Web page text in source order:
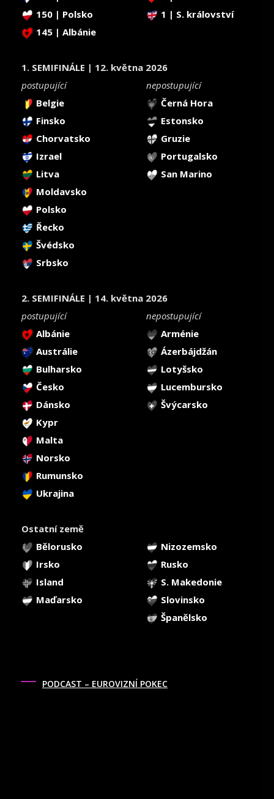
150 | Polsko
1 | S. království
145 | Albánie
1. SEMIFINÁLE | 12. května 2026
postupující
nepostupující
Belgie
Černá Hora
Finsko
Estonsko
Chorvatsko
Gruzie
Izrael
Portugalsko
Litva
San Marino
Moldavsko
Polsko
Řecko
Švédsko
Srbsko
2. SEMIFINÁLE | 14. května 2026
postupující
nepostupující
Albánie
Arménie
Austrálie
Ázerbájdžán
Bulharsko
Lotyšsko
Česko
Lucembursko
Dánsko
Švýcarsko
Kypr
Malta
Norsko
Rumunsko
Ukrajina
Ostatní země
Bělorusko
Nizozemsko
Irsko
Rusko
Island
S. Makedonie
Maďarsko
Slovinsko
Španělsko
PODCAST – EUROVIZNÍ POKEC